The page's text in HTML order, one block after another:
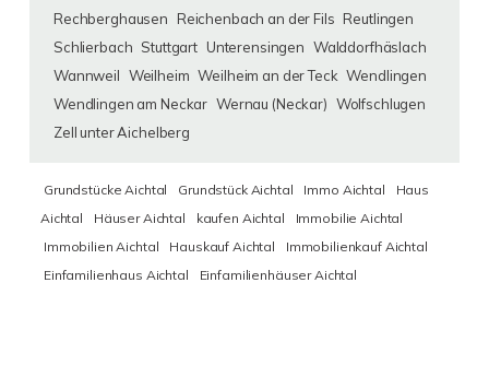
Rechberghausen
Reichenbach an der Fils Reutlingen
Schlierbach Stuttgart Unterensingen Walddorfhäslach
Wannweil Weilheim Weilheim an der Teck Wendlingen
Wendlingen am Neckar Wernau (Neckar) Wolfschlugen
Zell unter Aichelberg
Grundstücke Aichtal Grundstück Aichtal Immo Aichtal
Haus
Aichtal
Häuser Aichtal kaufen Aichtal
Immobilie Aichtal
Immobilien Aichtal
Hauskauf Aichtal
Immobilienkauf Aichtal
Einfamilienhaus Aichtal
Einfamilienhäuser Aichtal